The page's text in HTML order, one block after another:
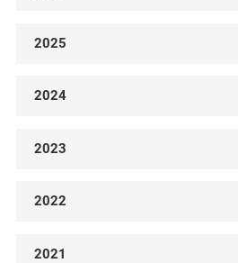
2025
2024
2023
2022
2021